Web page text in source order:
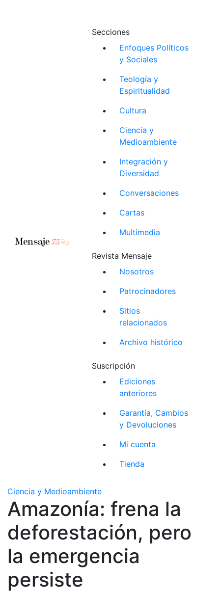
Secciones
Enfoques Políticos
y Sociales
Teología y
Espiritualidad
Cultura
Ciencia y
Medioambiente
Integración y
Diversidad
Conversaciones
Cartas
Multimedia
Revista Mensaje
Nosotros
Patrocinadores
Sitios
relacionados
Archivo histórico
Suscripción
Ediciones
anteriores
Garantía, Cambios
y Devoluciones
Mi cuenta
Tienda
Ciencia y Medioambiente
Amazonía: frena la
deforestación, pero
la emergencia
persiste